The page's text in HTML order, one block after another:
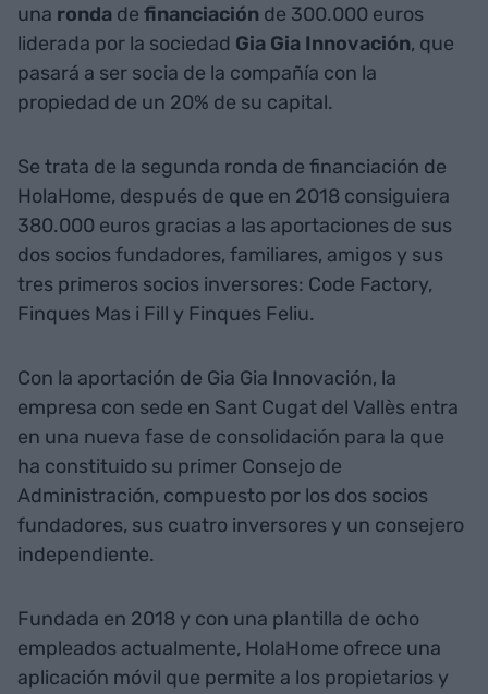
una ronda de financiación de 300.000 euros
liderada por la sociedad Gia Gia Innovación, que
pasará a ser socia de la compañía con la
propiedad de un 20% de su capital.
Se trata de la segunda ronda de financiación de
HolaHome, después de que en 2018 consiguiera
380.000 euros gracias a las aportaciones de sus
dos socios fundadores, familiares, amigos y sus
tres primeros socios inversores: Code Factory,
Finques Mas i Fill y Finques Feliu.
Con la aportación de Gia Gia Innovación, la
empresa con sede en Sant Cugat del Vallès entra
en una nueva fase de consolidación para la que
ha constituido su primer Consejo de
Administración, compuesto por los dos socios
fundadores, sus cuatro inversores y un consejero
independiente.
Fundada en 2018 y con una plantilla de ocho
empleados actualmente, HolaHome ofrece una
aplicación móvil que permite a los propietarios y